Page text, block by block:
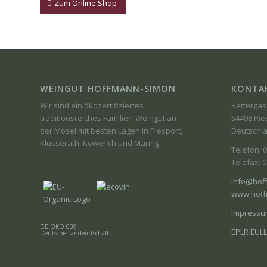
Zum Online Shop
WEINGUT HOFFMANN-SIMON
Wir sind ein ökozertifiziertes
traditionsreiches Familien-Weingut an
der Mosel mit besten Lagen in Piesport,
Klüsserath, Köwerich und Maring.
DE ÖKO 039
Deutsche Landwirtschaft
54498
Telefon:
Telefax:
EPLR